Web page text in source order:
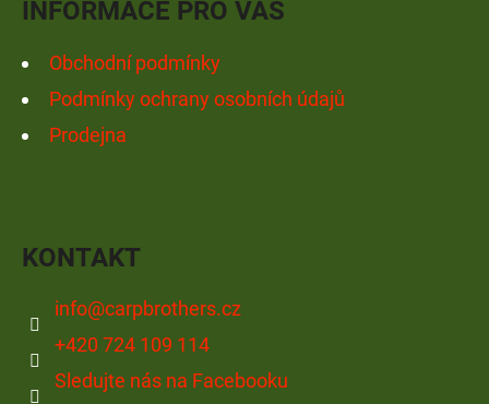
INFORMACE PRO VÁS
Obchodní podmínky
Podmínky ochrany osobních údajů
Prodejna
KONTAKT
info@carpbrothers.cz
+420 724 109 114
Sledujte nás na Facebooku